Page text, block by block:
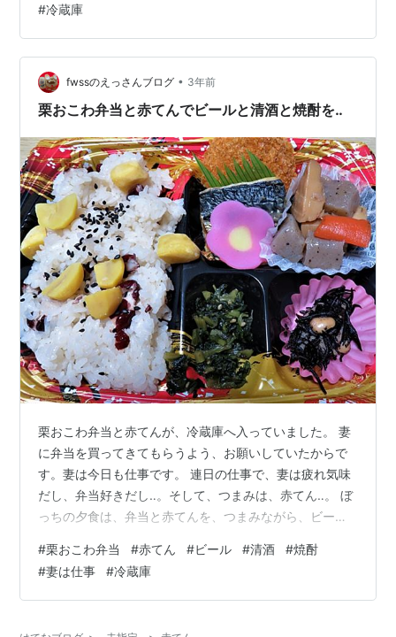
#冷蔵庫
fwssのえっさんブログ • 3年前
栗おこわ弁当と赤てんでビールと清酒と焼酎を‥
栗おこわ弁当と赤てんが、冷蔵庫へ入っていました。 妻
に弁当を買ってきてもらうよう、お願いしていたからで
す。妻は今日も仕事です。 連日の仕事で、妻は疲れ気味
だし、弁当好きだし‥。そして、つまみは、赤てん‥。 ぼ
っちの夕食は、弁当と赤てんを、つまみながら、ビール
でした。
#栗おこわ弁当 #赤てん #ビール #清酒 #焼酎
#妻は仕事 #冷蔵庫